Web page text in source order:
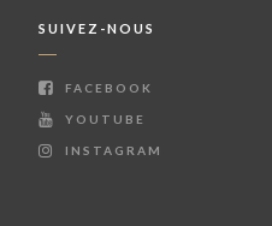
SUIVEZ-NOUS
FACEBOOK
YOUTUBE
INSTAGRAM